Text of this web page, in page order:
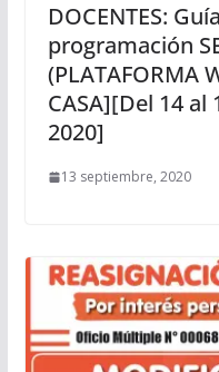
DOCENTES:
programación
(PLATAFORMA
CASA][Del 14
2020]
13 septiembre, 2020